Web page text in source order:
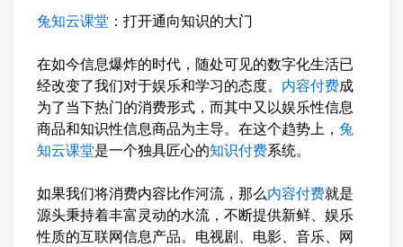
兔知云课堂 ：打开通向知识的大门
在如今信息爆炸的时代，随处可见的数字化生活已
经改变了我们对于娱乐和学习的态度。 内容付费成
为了当下热门的消费形式，而其中又以娱乐性信息
商品和知识性信息商品为主导。在这个趋势上， 兔
知云课堂是一个独具匠心的知识付费系统。
如果我们将消费内容比作河流，那么内容付费就是
源头秉持着丰富灵动的水流，不断提供新鲜、娱乐
性质的互联网信息产品。电视剧、电影、音乐、网